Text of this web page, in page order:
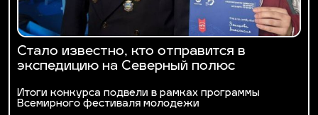
Стало известно, кто отправится в
экспедицию на Северный полюс
Итоги конкурса подвели в рамках программы
Всемирного фестиваля молодежи